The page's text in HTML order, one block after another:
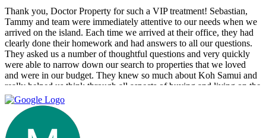
Thank you, Doctor Property for such a VIP treatment! Sebastian,
Tammy and team were immediately attentive to our needs when we
arrived on the island. Each time we arrived at their office, they had
clearly done their homework and had answers to all our questions.
They asked us a number of thoughtful questions and very quickly
were able to narrow down our search to properties that we loved
and were in our budget. They knew so much about Koh Samui and
really helped us think through all aspects of buying and living on the
island. They were tireless in their assistance and even picked us up
numerous times from our hotel to take us around to properties and
took us out to a beautiful lunch overlooking the island. If you are
looking for an intelligent, savvy, genuine set of people who truly